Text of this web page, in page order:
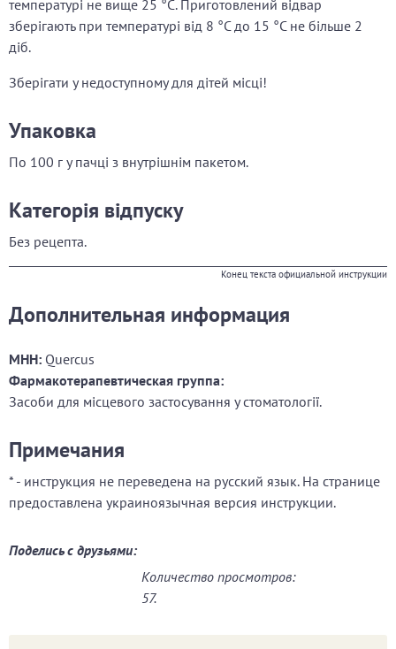
температурі не вище 25 °С. Приготовлений відвар
зберігають при температурі від 8 °С до 15 °С не більше 2
діб.
Зберігати у недоступному для дітей місці!
Упаковка
По 100 г у пачці з внутрішнім пакетом.
Категорія відпуску
Без рецепта.
Конец текста официальной инструкции
Дополнительная информация
МНН: Quercus
Фармакотерапевтическая группа:
Засоби для місцевого застосування у стоматології.
Примечания
* - инструкция не переведена на русский язык. На странице
предоставлена украиноязычная версия инструкции.
Поделись с друзьями:
Количество просмотров:
57.